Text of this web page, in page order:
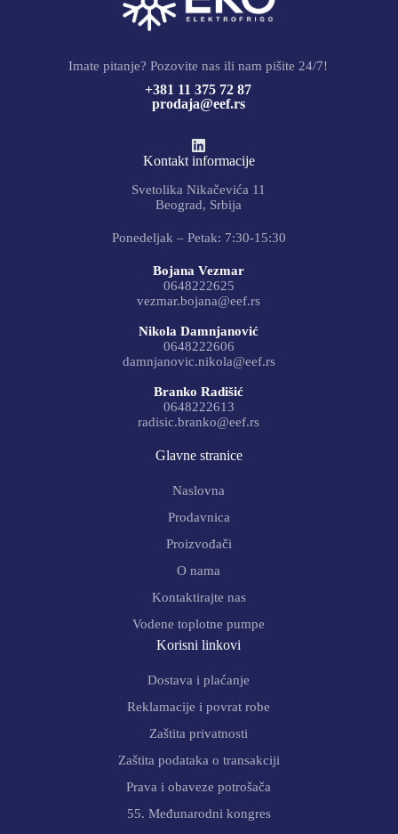
Imate pitanje? Pozovite nas ili nam pišite 24/7!
+381 11 375 72 87
prodaja@eef.rs
Kontakt informacije
Svetolika Nikačevića 11
Beograd, Srbija
Ponedeljak – Petak: 7:30-15:30
Bojana Vezmar
0648222625
vezmar.bojana@eef.rs
Nikola Damnjanović
0648222606
damnjanovic.nikola@eef.rs
Branko Radišić
0648222613
radisic.branko@eef.rs
Glavne stranice
Naslovna
Prodavnica
Proizvođači
O nama
Kontaktirajte nas
Vodene toplotne pumpe
Korisni linkovi
Dostava i plaćanje
Reklamacije i povrat robe
Zaštita privatnosti
Zaštita podataka o transakciji
Prava i obaveze potrošača
55. Međunarodni kongres